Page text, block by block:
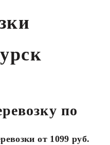
по
от 1099 руб.